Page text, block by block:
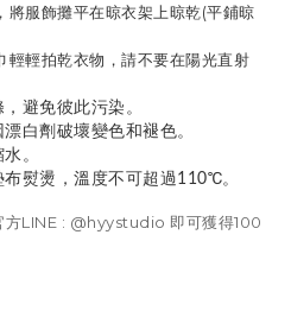
將服飾攤平在晾衣架上晾乾(平鋪晾
輕輕拍乾衣物，請不要在陽光直射
避免彼此污染。
白劑破壞變色和褪色。
。
熨燙，溫度不可超過110℃。
方LINE : @hyystudio 即可獲得100